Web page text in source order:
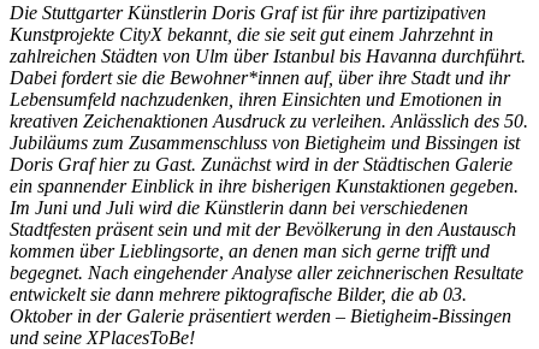
Die Stuttgarter Künstlerin Doris Graf ist für ihre partizipativen
Kunstprojekte CityX bekannt, die sie seit gut einem Jahrzehnt in
zahlreichen Städten von Ulm über Istanbul bis Havanna durchführt.
Dabei fordert sie die Bewohner*innen auf, über ihre Stadt und ihr
Lebensumfeld nachzudenken, ihren Einsichten und Emotionen in
kreativen Zeichenaktionen Ausdruck zu verleihen. Anlässlich des 50.
Jubiläums zum Zusammenschluss von Bietigheim und Bissingen ist
Doris Graf hier zu Gast. Zunächst wird in der Städtischen Galerie
ein spannender Einblick in ihre bisherigen Kunstaktionen gegeben.
Im Juni und Juli wird die Künstlerin dann bei verschiedenen
Stadtfesten präsent sein und mit der Bevölkerung in den Austausch
kommen über Lieblingsorte, an denen man sich gerne trifft und
begegnet. Nach eingehender Analyse aller zeichnerischen Resultate
entwickelt sie dann mehrere piktografische Bilder, die ab 03.
Oktober in der Galerie präsentiert werden – Bietigheim-Bissingen
und seine XPlacesToBe!